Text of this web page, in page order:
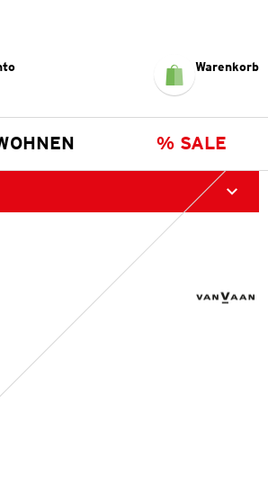
Warenkorb
% SALE